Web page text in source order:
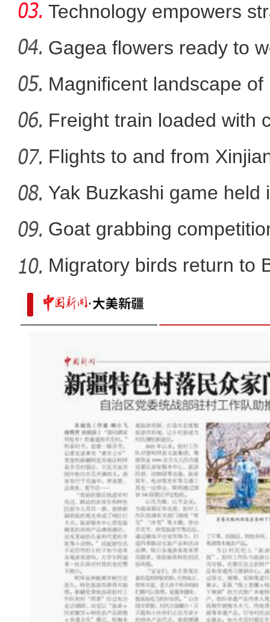
【新疆故事】兵团“90后”
经开区：加快道路改造升级
Technology empowers
Xi
Gagea flowers ready to
Nal
Magnificent landscape
La
Freight train loaded with
Flights to and from
Yak Buzkashi game held
Goat grabbing
Migratory birds return to